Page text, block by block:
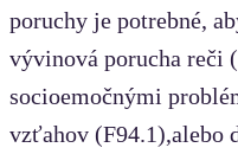
poruchy je potrebné,
vývinová porucha reči
socioemočnými
vzťahov (F94.1),alebo